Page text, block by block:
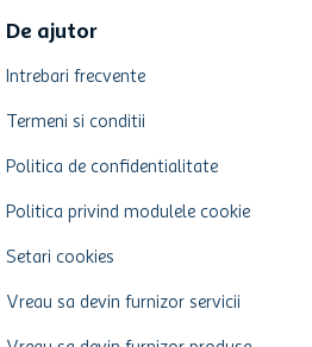
De ajutor
Intrebari frecvente
Termeni si conditii
Politica de confidentialitate
Politica privind modulele cookie
Setari cookies
Vreau sa devin furnizor servicii